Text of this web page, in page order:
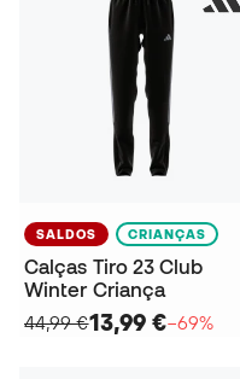
SALDOS CRIANÇAS
Calças Tiro 23 Club
Winter Criança
44,99 €13,99 €−69%